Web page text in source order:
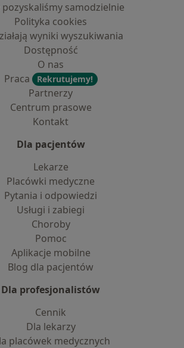
pozyskaliśmy samodzielnie
Polityka cookies
wyniki wyszukiwania
Dostępność
O nas
Praca
Rekrutujemy!
Partnerzy
Centrum prasowe
Kontakt
Dla pacjentów
Lekarze
Placówki medyczne
Pytania i odpowiedzi
Usługi i zabiegi
Choroby
Pomoc
Aplikacje mobilne
Blog dla pacjentów
Dla profesjonalistów
Cennik
Dla lekarzy
placówek medycznych